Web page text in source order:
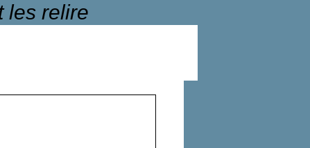
les relire